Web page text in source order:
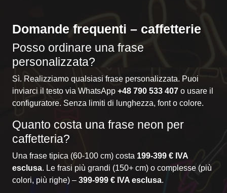
Domande frequenti – caffetterie
Posso ordinare una frase
personalizzata?
Sì. Realizziamo qualsiasi frase personalizzata. Puoi
inviarci il testo via WhatsApp +48 790 533 407 o usare il
configuratore. Senza limiti di lunghezza, font o colore.
Quanto costa una frase neon per
caffetteria?
Una frase tipica (60-100 cm) costa 199-399 € IVA
esclusa. Le frasi più grandi (150+ cm) o complesse (più
colori, più righe) – 399-999 € IVA esclusa.